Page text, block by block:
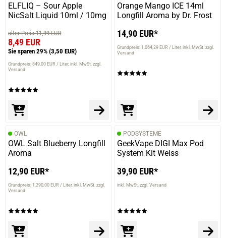
prev next
ELFLIQ – Sour Apple
NicSalt Liquid 10ml / 10mg
alter Preis 11,99 EUR
8,49 EUR
Sie sparen 29% (3,50 EUR)
Grundpreis: 849,00 EUR / Liter inkl. MwSt. zzgl.
Versand
Orange Mango ICE 14ml
Longfill Aroma by Dr. Frost
14,90 EUR*
Grundpreis: 1.064,29 EUR / Liter inkl. MwSt. zzgl.
Versand
OWL
OWL Salt Blueberry Longfill
Aroma
12,90 EUR*
Grundpreis: 1.290,00 EUR / Liter inkl. MwSt. zzgl.
Versand
PODSYSTEME
GeekVape DIGI Max Pod
System Kit Weiss
39,90 EUR*
inkl. MwSt. zzgl. Versand